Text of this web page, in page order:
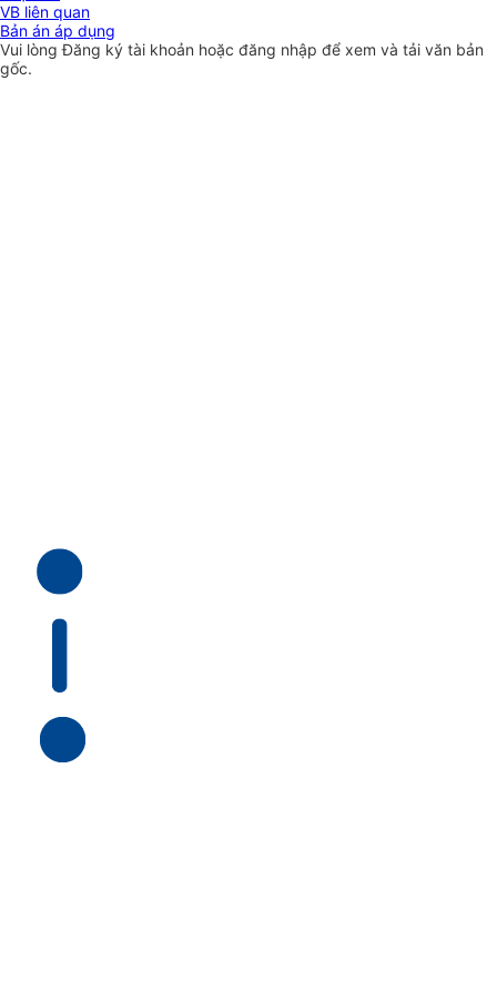
VB liên quan
Bản án áp dụng
Vui lòngĐăng ký tài khoản hoặc đăng nhập để xem và tải văn bản
gốc.